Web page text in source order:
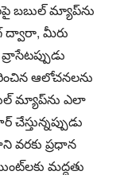
బబుల్ మ్యాప్‌ను
ద్వారా, మీరు
ఆలోచనలను
మ్యాప్‌ను ఎలా
ప్రధాన
మద్దతు